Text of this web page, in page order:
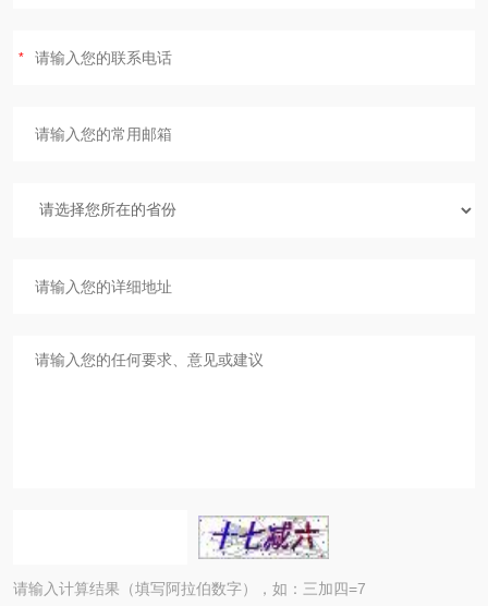
请输入计算结果（填写阿拉伯数字），如：三加四=7